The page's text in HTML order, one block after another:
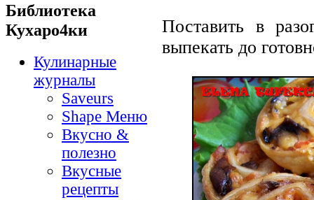
Библиотека
Кухаро4ки
Кулинарные
журналы
Saveurs
Shape Меню
Вкусно &
полезно
Вкусные
рецепты
Поставить в
выпекать до